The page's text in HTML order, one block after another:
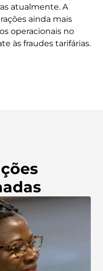
atualmente. A
ainda mais
operacionais no
às fraudes tarifárias.